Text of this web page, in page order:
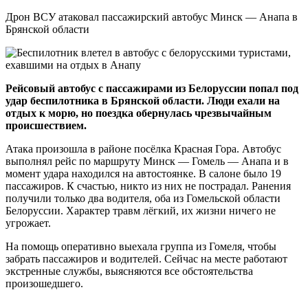
Дрон ВСУ атаковал пассажирский автобус Минск — Анапа в
Брянской области
Рейсовый автобус с пассажирами из Белоруссии попал под
удар беспилотника в Брянской области. Люди ехали на
отдых к морю, но поездка обернулась чрезвычайным
происшествием.
Атака произошла в районе посёлка Красная Гора. Автобус
выполнял рейс по маршруту Минск — Гомель — Анапа и в
момент удара находился на автостоянке. В салоне было 19
пассажиров. К счастью, никто из них не пострадал. Ранения
получили только два водителя, оба из Гомельской области
Белоруссии. Характер травм лёгкий, их жизни ничего не
угрожает.
На помощь оперативно выехала группа из Гомеля, чтобы
забрать пассажиров и водителей. Сейчас на месте работают
экстренные службы, выясняются все обстоятельства
произошедшего.